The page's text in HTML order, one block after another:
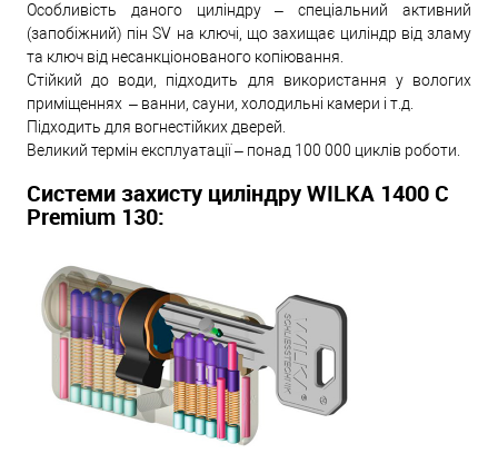
Особливість даного циліндру – спеціальний активний
(запобіжний) пін SV на ключі, що захищає циліндр від зламу
та ключ від несанкціонованого копіювання.
Стійкий до води, підходить для використання у вологих
приміщеннях – ванни, сауни, холодильні камери і т.д.
Підходить для вогнестійких дверей.
Великий термін експлуатації – понад 100 000 циклів роботи.
Системи захисту циліндру WILKA 1400 C
Premium 130: